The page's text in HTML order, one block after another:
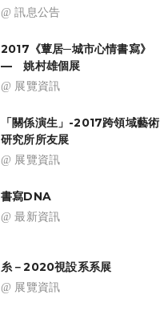
@ 訊息公告
2017《蕈居─城市心情書寫》
— 姚村雄個展
@ 展覽資訊
「關係演生」-2017跨領域藝術
研究所所友展
@ 展覽資訊
書寫DNA
@ 最新資訊
糸－2020視設系系展
@ 展覽資訊